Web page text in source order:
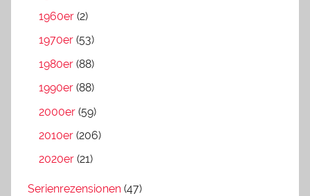
1960er (2)
1970er (53)
1980er (88)
1990er (88)
2000er (59)
2010er (206)
2020er (21)
Serienrezensionen (47)